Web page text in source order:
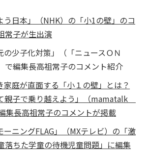
う日本」（NHK）の「小1の壁」のコ
常子が生出演
少子化対策」（「ニュースＯＮ
で編集長高祖常子のコメント紹介
家庭が直面する「小１の壁」とは？
親子で乗り越えよう」（mamatalk
集長高祖常子のコメントが掲載
ーニングFLAG」（MXテレビ）の「激
落ちた学童の待機児童問題」に編集